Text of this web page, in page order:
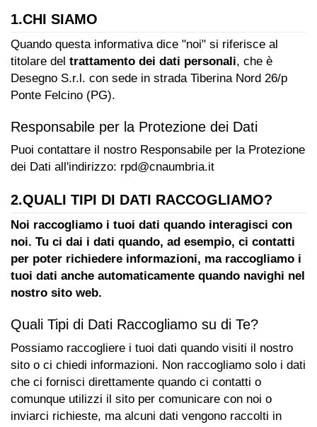
Inserisci
Attività
Accedi
Registrati
1.CHI SIAMO
Quando questa informativa dice "noi" si riferisce al
titolare del trattamento dei dati personali, che è
Desegno S.r.l. con sede in strada Tiberina Nord 26/p
Ponte Felcino (PG).
Responsabile per la Protezione dei Dati
Puoi contattare il nostro Responsabile per la Protezione
dei Dati all'indirizzo: rpd@cnaumbria.it
2.QUALI TIPI DI DATI RACCOGLIAMO?
Noi raccogliamo i tuoi dati quando interagisci con
noi. Tu ci dai i dati quando, ad esempio, ci contatti
per poter richiedere informazioni, ma raccogliamo i
tuoi dati anche automaticamente quando navighi nel
nostro sito web.
Quali Tipi di Dati Raccogliamo su di Te?
Possiamo raccogliere i tuoi dati quando visiti il nostro
sito o ci chiedi informazioni. Non raccogliamo solo i dati
che ci fornisci direttamente quando ci contatti o
comunque utilizzi il sito per comunicare con noi o
inviarci richieste, ma alcuni dati vengono raccolti in